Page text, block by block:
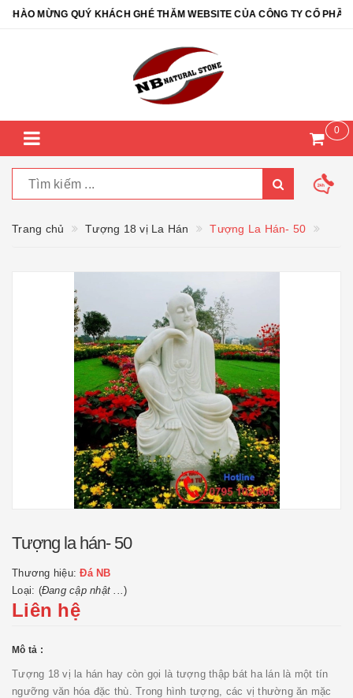
MỪNG QUÝ KHÁCH GHÉ THĂM WEBSITE CỦA CÔNG TY CỔ PHẦN
0
Trang chủ Tượng 18 vị La Hán Tượng La Hán- 50
Tượng la hán- 50
Thương hiệu:Đá NB
Loại: (Đang cập nhật ...)
Liên hệ
Mô tả :
Tượng 18 vị la hán hay còn gọi là tượng thập bát ha lán là một tín
ngưỡng văn hóa đặc thù. Trong hình tượng, các vị thường ăn mặc